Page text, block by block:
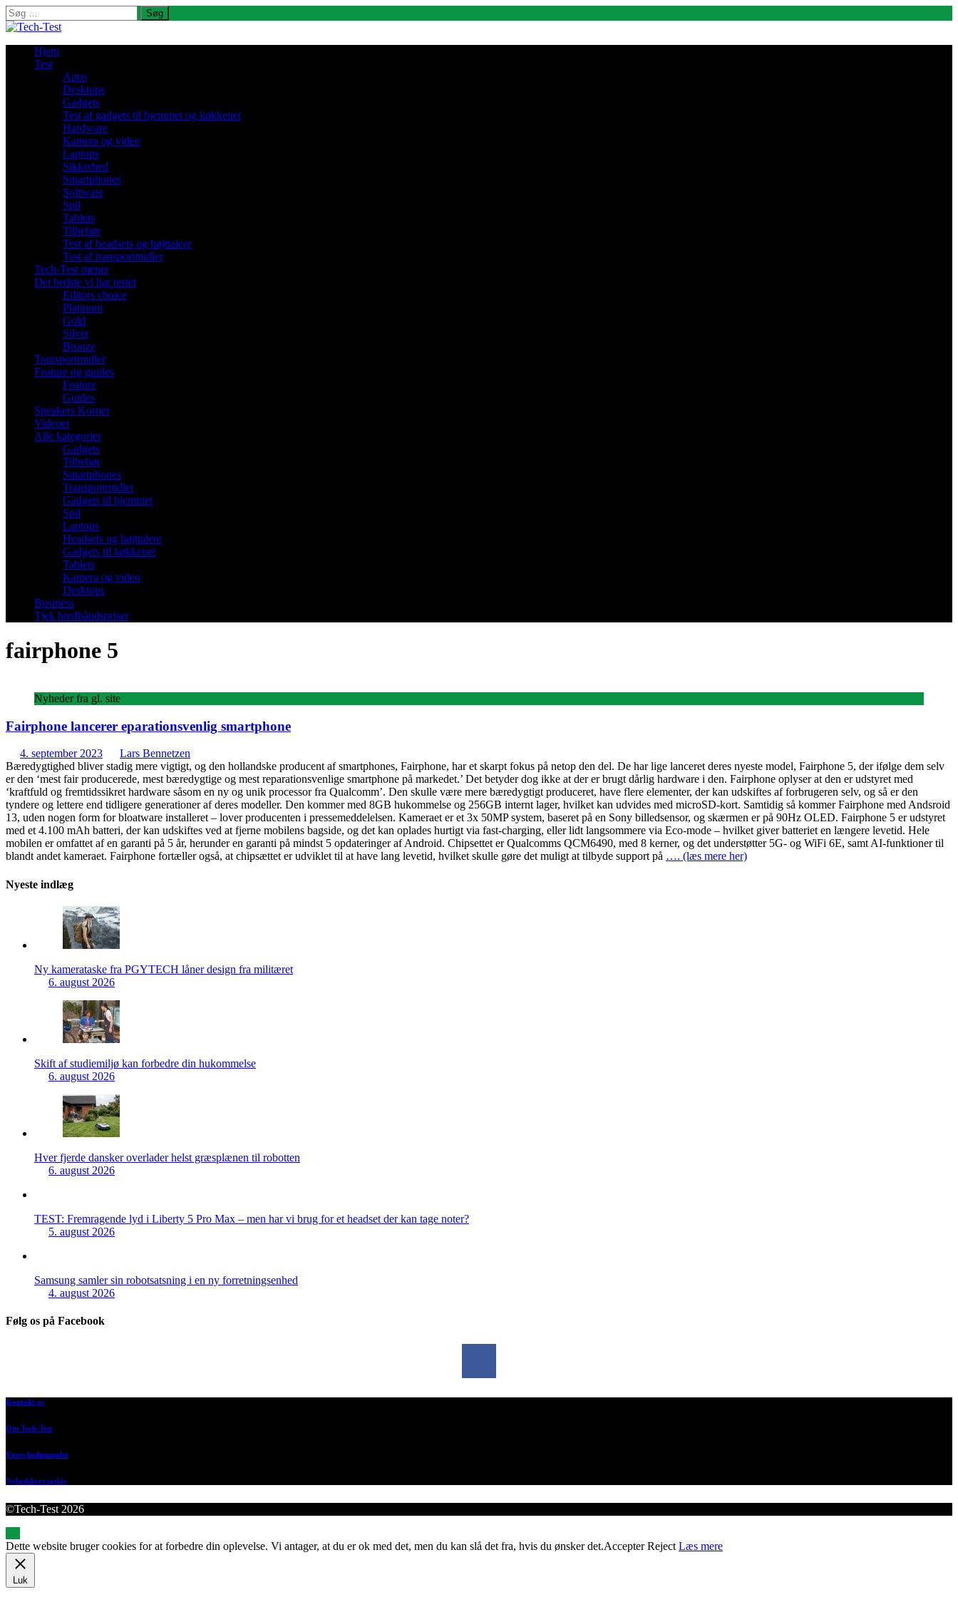
Søg
efter:
Hjem
Test
Apps
Desktops
Gadgets
Test af gadgets til hjemmet og køkkenet
Hardware
Kamera og video
Laptops
Sikkerhed
Smartphones
Software
Spil
Tablets
Tilbehør
Test af headsets og højttalere
Test af transportmidler
Tech-Test mener
Det bedste vi har testet
Editors choice
Platinum
Gold
Silver
Bronze
Transportmidler
Feature og guides
Feature
Guides
Speakers Korner
Videoer
Alle kategorier
Gadgets
Tilbehør
Smartphones
Transportmidler
Gadgets til hjemmet
Spil
Laptops
Headsets og højttalere
Gadgets til køkkenet
Tablets
Kamera og video
Desktops
Business
Tjek bredbåndspriser
fairphone 5
Nyheder fra gl. site
Fairphone lancerer eparationsvenlig smartphone
4. september 2023
Lars Bennetzen
Bæredygtighed bliver stadig mere vigtigt, og den hollandske producent af smartphones, Fairphone, har et skarpt fokus på netop den del. De har lige lanceret deres nyeste model, Fairphone 5, der ifølge dem selv
er den ‘mest fair producerede, mest bæredygtige og mest reparationsvenlige smartphone på markedet.’ Det betyder dog ikke at der er brugt dårlig hardware i den. Fairphone oplyser at den er udstyret med
‘kraftfuld og fremtidssikret hardware såsom en ny og unik processor fra Qualcomm’. Den skulle være mere bæredygtigt produceret, have flere elementer, der kan udskiftes af forbrugeren selv, og så er den
tyndere og lettere end tidligere generationer af deres modeller. Den kommer med 8GB hukommelse og 256GB internt lager, hvilket kan udvides med microSD-kort. Samtidig så kommer Fairphone med Andsroid
13, uden nogen form for bloatware installeret – lover producenten i pressemeddelelsen. Kameraet er et 3x 50MP system, baseret på en Sony billedsensor, og skærmen er på 90Hz OLED. Fairphone 5 er udstyret
med et 4.100 mAh batteri, der kan udskiftes ved at fjerne mobilens bagside, og det kan oplades hurtigt via fast-charging, eller lidt langsommere via Eco-mode – hvilket giver batteriet en længere levetid. Hele
mobilen er omfattet af en garanti på 5 år, herunder en garanti på mindst 5 opdateringer af Android. Chipsettet er Qualcomms QCM6490, med 8 kerner, og det understøtter 5G- og WiFi 6E, samt AI-funktioner til
blandt andet kameraet. Fairphone fortæller også, at chipsættet er udviklet til at have lang levetid, hvilket skulle gøre det muligt at tilbyde support på …. (læs mere her)
Nyeste indlæg
Ny kamerataske fra PGYTECH låner design fra militæret
6. august 2026
Skift af studiemiljø kan forbedre din hukommelse
6. august 2026
Hver fjerde dansker overlader helst græsplænen til robotten
6. august 2026
TEST: Fremragende lyd i Liberty 5 Pro Max – men har vi brug for et headset der kan tage noter?
5. august 2026
Samsung samler sin robotsatsning i en ny forretningsenhed
4. august 2026
Følg os på Facebook
Kontakt os
Om Tech-Test
Vores bedømmelse
Nyhedsbrevsarkiv
©Tech-Test 2026
Dette website bruger cookies for at forbedre din oplevelse. Vi antager, at du er ok med det, men du kan slå det fra, hvis du ønsker det.Accepter Reject Læs mere
Luk